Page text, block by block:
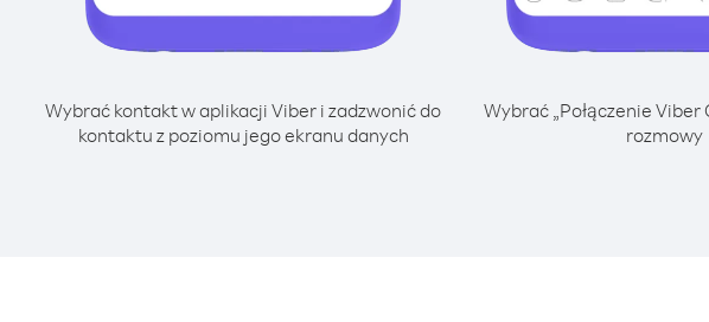
Wybrać kontakt w aplikacji Viber i zadzwonić do
kontaktu z poziomu jego ekranu danych
Wybrać „Połączenie Viber
rozmowy